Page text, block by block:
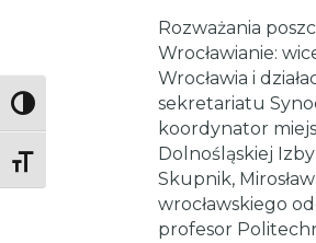
Toggle High Contrast
Toggle Font size
Rozważania
Wrocławianie:
Wrocławia i
sekretariatu
koordynator
Dolnośląskiej
Skupnik,
wrocławskiego
profesor